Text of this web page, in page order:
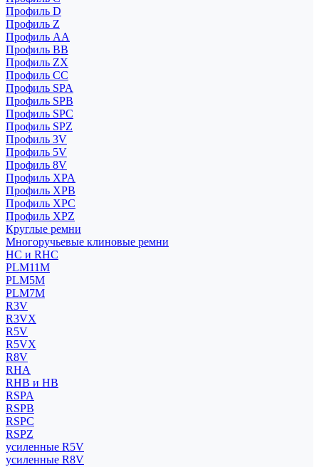
Профиль D
Профиль Z
Профиль АА
Профиль BB
Профиль ZX
Профиль CC
Профиль SPA
Профиль SPB
Профиль SPC
Профиль SPZ
Профиль 3V
Профиль 5V
Профиль 8V
Профиль XPA
Профиль XPB
Профиль XPC
Профиль XPZ
Круглые ремни
Многоручьевые клиновые ремни
HC и RHC
PLM11M
PLM5M
PLM7M
R3V
R3VX
R5V
R5VX
R8V
RHA
RHB и HB
RSPA
RSPB
RSPC
RSPZ
усиленные R5V
усиленные R8V